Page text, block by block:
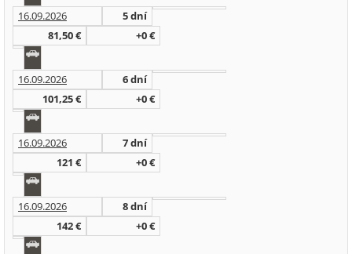
16.09.2026
5 dní
81,50 €
+0 €
16.09.2026
6 dní
101,25 €
+0 €
16.09.2026
7 dní
121 €
+0 €
16.09.2026
8 dní
142 €
+0 €